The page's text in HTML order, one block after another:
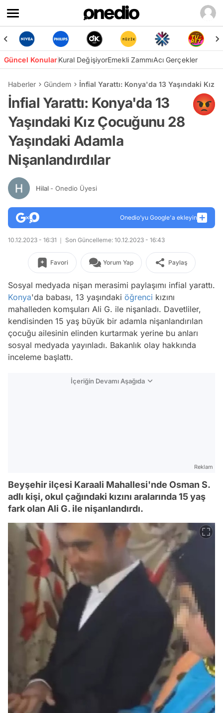
Güncel KonularKural DeğişiyorEmekli ZammıAcı Gerçekler
Haberler Gündem İnfial Yarattı: Konya'da 13 Yaşındaki Kız
İnfial Yarattı: Konya'da 13
Yaşındaki Kız Çocuğunu 28
Yaşındaki Adamla
Nişanlandırdılar
Hilal - Onedio Üyesi
Onedio’yu Google'a ekleyin
10.12.2023 - 16:31 Son Güncelleme: 10.12.2023 - 16:43
Favori Yorum Yap Paylaş
Sosyal medyada nişan merasimi paylaşımı infial yarattı.
Konya'da babası, 13 yaşındaki öğrenci kızını
mahalleden komşuları Ali G. ile nişanladı. Davetliler,
kendisinden 15 yaş büyük bir adamla nişanlandırılan
çocuğu ailesinin elinden kurtarmak yerine bu anları
sosyal medyada yayınladı. Bakanlık olay hakkında
inceleme başlattı.
İçeriğin Devamı Aşağıda
Reklam
Beyşehir ilçesi Karaali Mahallesi'nde Osman S.
adlı kişi, okul çağındaki kızını aralarında 15 yaş
fark olan Ali G. ile nişanlandırdı.